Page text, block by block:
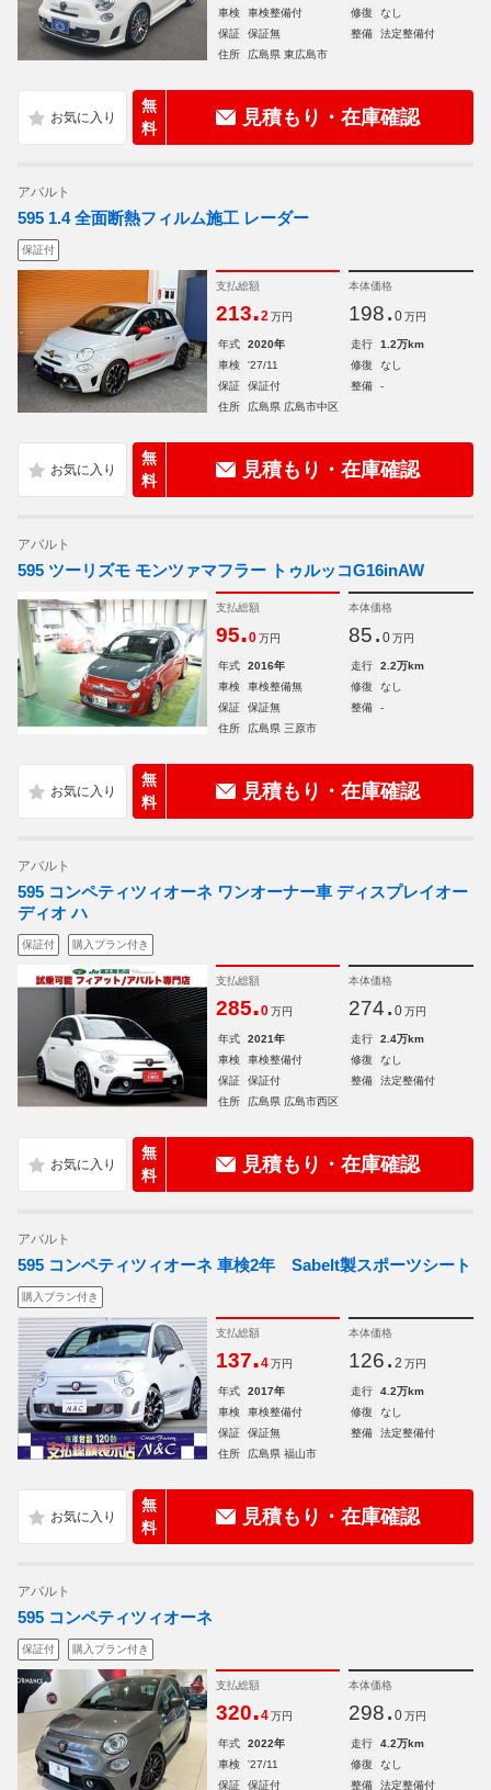
車検
車検整備付 修復
なし
保証
保証無 整備
法定整備付
住所
広島県 東広島市
無
料
見積もり・在庫確認
アバルト
595 1.4 全面断熱フィルム施工 レーダー
保証付
支払総額
213.2 万円
本体価格
198. 0 万円
年式 2020年 走行
1.2万km
車検
'27/11 修復
なし
保証
保証付 整備
-
住所
広島県 広島市中区
無
料
見積もり・在庫確認
アバルト
595 ツーリズモ モンツァマフラー トゥルッコG16inAW
支払総額
95.0 万円
本体価格
85. 0 万円
年式 2016年 走行
2.2万km
車検
車検整備無 修復
なし
保証
保証無 整備
-
住所
広島県 三原市
無
料
見積もり・在庫確認
アバルト
595 コンペティツィオーネ ワンオーナー車 ディスプレイオー
ディオ ハ
保証付 購入プラン付き
支払総額
285.0 万円
本体価格
274. 0 万円
年式 2021年 走行
2.4万km
車検
車検整備付 修復
なし
保証
保証付 整備
法定整備付
住所
広島県 広島市西区
無
料
見積もり・在庫確認
アバルト
595 コンペティツィオーネ 車検2年 Sabelt製スポーツシート
購入プラン付き
支払総額
137.4 万円
本体価格
126. 2 万円
年式 2017年 走行
4.2万km
車検
車検整備付 修復
なし
保証
保証無 整備
法定整備付
住所
広島県 福山市
無
料
見積もり・在庫確認
アバルト
595 コンペティツィオーネ
保証付 購入プラン付き
支払総額
320.4 万円
本体価格
298. 0 万円
年式 2022年 走行
4.2万km
車検
'27/11 修復
なし
保証
保証付 整備 法定整備付